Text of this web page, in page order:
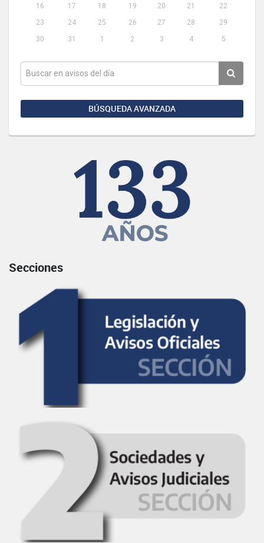
16
17 18 19 20 21
22
23
24 25 26 27 28
29
30
31 1 2 3 4 5
BÚSQUEDA AVANZADA
Secciones